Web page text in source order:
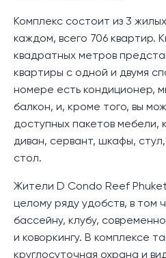
Комплекс состоит из 3
каждом, всего 706 квартир.
квадратных метров
квартиры с одной и двумя
номере есть кондиционер,
балкон, и, кроме того, вы
доступных пакетов мебели,
диван, сервант, шкафы,
стол.
Жители D Condo Reef
целому ряду удобств, в том
бассейну, клубу,
и коворкингу. В комплексе
круглосуточная охрана и